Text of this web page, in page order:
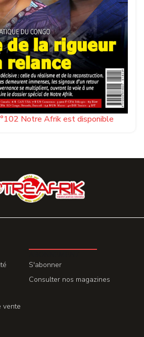
Notre Afrik est disponible
vente
S'abonner
Consulter nos magazines